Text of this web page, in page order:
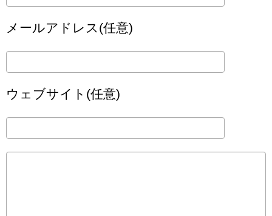
メールアドレス(任意)
ウェブサイト(任意)